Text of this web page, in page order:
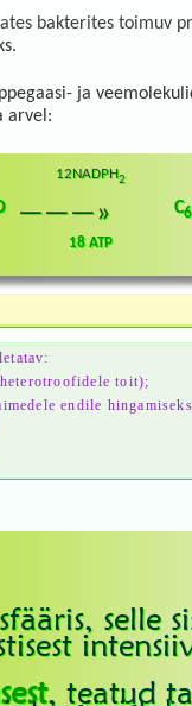
bakterites toimuv
ja
arvel:
12NADPH2
———» C6
18 ATP
toit);
endile
selle
, teatud